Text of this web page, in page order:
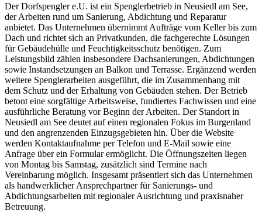
Der Dorfspengler e.U. ist ein Spenglerbetrieb in Neusiedl am See,
der Arbeiten rund um Sanierung, Abdichtung und Reparatur
anbietet. Das Unternehmen übernimmt Aufträge vom Keller bis zum
Dach und richtet sich an Privatkunden, die fachgerechte Lösungen
für Gebäudehülle und Feuchtigkeitsschutz benötigen. Zum
Leistungsbild zählen insbesondere Dachsanierungen, Abdichtungen
sowie Instandsetzungen an Balkon und Terrasse. Ergänzend werden
weitere Spenglerarbeiten ausgeführt, die im Zusammenhang mit
dem Schutz und der Erhaltung von Gebäuden stehen. Der Betrieb
betont eine sorgfältige Arbeitsweise, fundiertes Fachwissen und eine
ausführliche Beratung vor Beginn der Arbeiten. Der Standort in
Neusiedl am See deutet auf einen regionalen Fokus im Burgenland
und den angrenzenden Einzugsgebieten hin. Über die Website
werden Kontaktaufnahme per Telefon und E-Mail sowie eine
Anfrage über ein Formular ermöglicht. Die Öffnungszeiten liegen
von Montag bis Samstag, zusätzlich sind Termine nach
Vereinbarung möglich. Insgesamt präsentiert sich das Unternehmen
als handwerklicher Ansprechpartner für Sanierungs- und
Abdichtungsarbeiten mit regionaler Ausrichtung und praxisnaher
Betreuung.